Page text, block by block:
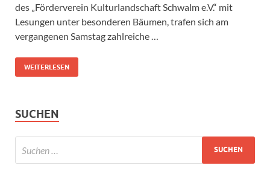
des „Förderverein Kulturlandschaft Schwalm e.V.“ mit
Lesungen unter besonderen Bäumen, trafen sich am
vergangenen Samstag zahlreiche …
WEITERLESEN
SUCHEN